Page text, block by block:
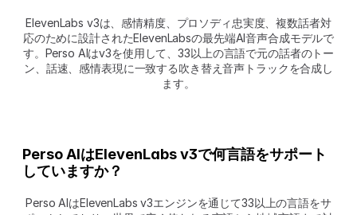
ElevenLabs v3は、感情精度、プロソディ忠実度、複数話者対
応のために設計されたElevenLabsの最先端AI音声合成モデルで
す。Perso AIはv3を使用して、33以上の言語で元の話者のトー
ン、話速、感情表現に一致する吹き替え音声トラックを合成し
ます。
Perso AIはElevenLabs v3で何言語をサポート
していますか？
Perso AIはElevenLabs v3エンジンを通じて33以上の言語をサ